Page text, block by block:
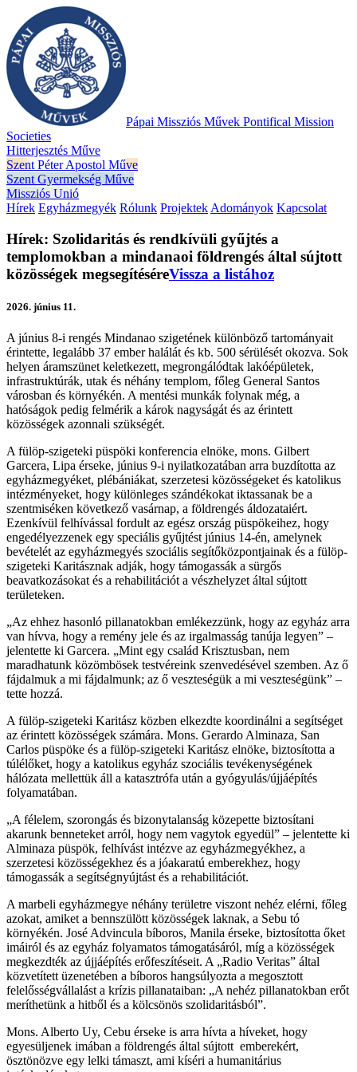
Pápai Missziós Művek Pontifical Mission
Societies
Hitterjesztés Műve
Szent Péter Apostol Műve
Szent Gyermekség Műve
Missziós Unió
Hírek Egyházmegyék Rólunk Projektek Adományok Kapcsolat
Hírek: Szolidaritás és rendkívüli gyűjtés a
templomokban a mindanaoi földrengés által sújtott
közösségek megsegítéséreVissza a listához
2026. június 11.
A június 8-i rengés Mindanao szigetének különböző tartományait
érintette, legalább 37 ember halálát és kb. 500 sérülését okozva. Sok
helyen áramszünet keletkezett, megrongálódtak lakóépületek,
infrastruktúrák, utak és néhány templom, főleg General Santos
városban és környékén. A mentési munkák folynak még, a
hatóságok pedig felmérik a károk nagyságát és az érintett
közösségek azonnali szükségét.
A fülöp-szigeteki püspöki konferencia elnöke, mons. Gilbert
Garcera, Lipa érseke, június 9-i nyilatkozatában arra buzdította az
egyházmegyéket, plébániákat, szerzetesi közösségeket és katolikus
intézményeket, hogy különleges szándékokat iktassanak be a
szentmiséken következő vasárnap, a földrengés áldozataiért.
Ezenkívül felhívással fordult az egész ország püspökeihez, hogy
engedélyezzenek egy speciális gyűjtést június 14-én, amelynek
bevételét az egyházmegyés szociális segítőközpontjainak és a fülöp-
szigeteki Karitásznak adják, hogy támogassák a sürgős
beavatkozásokat és a rehabilitációt a vészhelyzet által sújtott
területeken.
„Az ehhez hasonló pillanatokban emlékezzünk, hogy az egyház arra
van hívva, hogy a remény jele és az irgalmasság tanúja legyen” –
jelentette ki Garcera. „Mint egy család Krisztusban, nem
maradhatunk közömbösek testvéreink szenvedésével szemben. Az ő
fájdalmuk a mi fájdalmunk; az ő veszteségük a mi veszteségünk” –
tette hozzá.
A fülöp-szigeteki Karitász közben elkezdte koordinálni a segítséget
az érintett közösségek számára. Mons. Gerardo Alminaza, San
Carlos püspöke és a fülöp-szigeteki Karitász elnöke, biztosította a
túlélőket, hogy a katolikus egyház szociális tevékenységének
hálózata mellettük áll a katasztrófa után a gyógyulás/újjáépítés
folyamatában.
„A félelem, szorongás és bizonytalanság közepette biztosítani
akarunk benneteket arról, hogy nem vagytok egyedül” – jelentette ki
Alminaza püspök, felhívást intézve az egyházmegyékhez, a
szerzetesi közösségekhez és a jóakaratú emberekhez, hogy
támogassák a segítségnyújtást és a rehabilitációt.
A marbeli egyházmegye néhány területre viszont nehéz elérni, főleg
azokat, amiket a bennszülött közösségek laknak, a Sebu tó
környékén. José Advincula bíboros, Manila érseke, biztosította őket
imáiról és az egyház folyamatos támogatásáról, míg a közösségek
megkezdték az újjáépítés erőfeszítéseit. A „Radio Veritas” által
közvetített üzenetében a bíboros hangsúlyozta a megosztott
felelősségvállalást a krízis pillanataiban: „A nehéz pillanatokban erőt
meríthetünk a hitből és a kölcsönös szolidaritásból”.
Mons. Alberto Uy, Cebu érseke is arra hívta a híveket, hogy
egyesüljenek imában a földrengés által sújtott emberekért,
ösztönözve egy lelki támaszt, ami kíséri a humanitárius